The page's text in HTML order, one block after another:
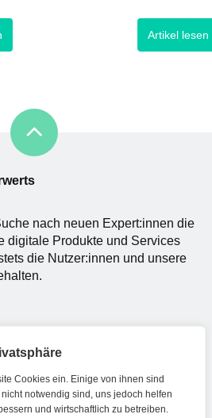
Cookies ein. Einige von ihnen sind
notwendig sind, uns jedoch helfen
und wirtschaftlich zu betreiben.
Aufschrei:
–
von der
Lebens. Dank
diverser Gadgets kann
Artikel lesen
nach neuen Expert:innen die
digitale Produkte und Services
die Nutzer:innen und unsere